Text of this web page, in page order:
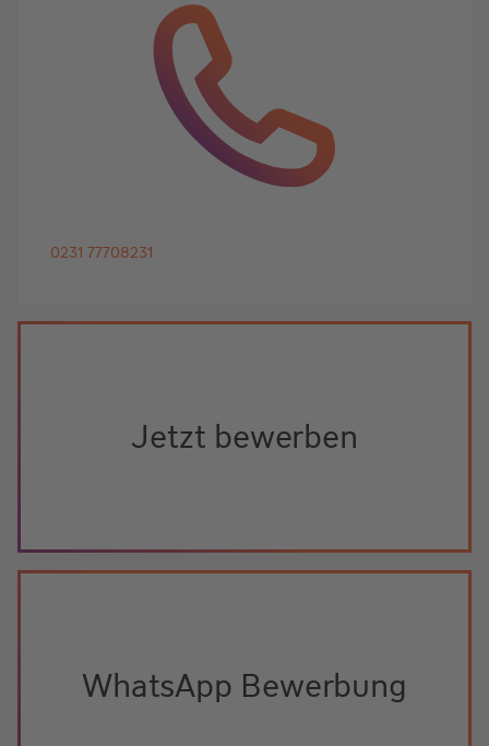
0231 77708231
Jetzt bewerben
WhatsApp Bewerbung